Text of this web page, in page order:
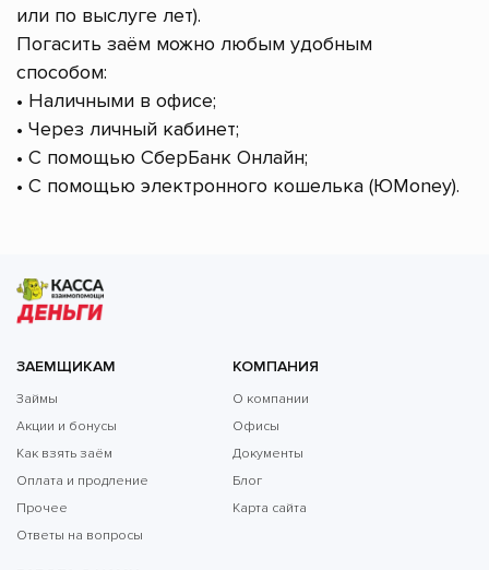
или по выслуге лет).
Погасить заём можно любым удобным
способом:
• Наличными в офисе;
• Через личный кабинет;
• С помощью СберБанк Онлайн;
• С помощью электронного кошелька (ЮMoney).
ЗАЕМЩИКАМ
Займы
Акции и бонусы
Как взять заём
Оплата и продление
Прочее
Ответы на вопросы
КОМПАНИЯ
О компании
Офисы
Документы
Блог
Карта сайта